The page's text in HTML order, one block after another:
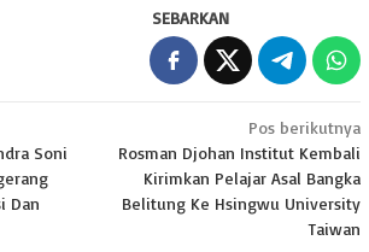
SEBARKAN
Soni
Dan
Pos berikutnya
Rosman Djohan Institut Kembali
Kirimkan Pelajar Asal Bangka
Belitung Ke Hsingwu University
Taiwan